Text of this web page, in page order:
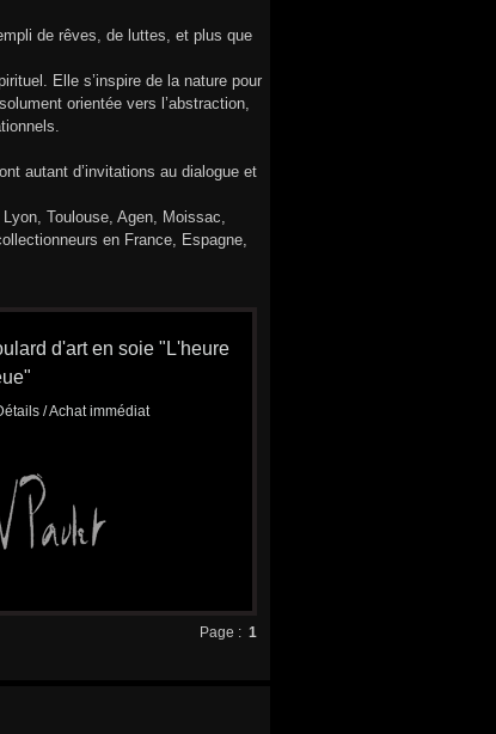
de rêves, de luttes, et plus que
Elle s’inspire de la nature pour
orientée vers l’abstraction,
autant d’invitations au dialogue et
Toulouse, Agen, Moissac,
en France, Espagne,
d'art en soie "L'heure
/ Achat immédiat
Page : 1